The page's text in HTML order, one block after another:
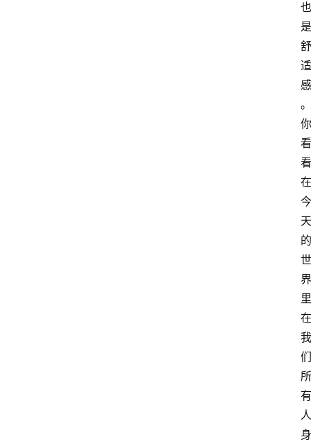
也
是
舒
适
感
。
你
看
看
在
今
天
的
世
界
里
在
我
们
所
有
人
身